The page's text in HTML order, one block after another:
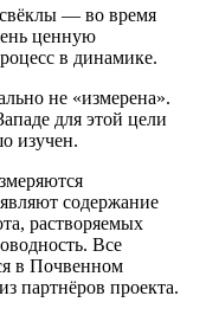
— во время
ценную
в динамике.
не «измерена».
для этой цели
изучен.
содержание
растворяемых
Все
в Почвенном
партнёров проекта.